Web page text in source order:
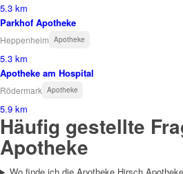
5.3 km
Parkhof Apotheke
Heppenheim Apotheke
5.3 km
Apotheke am Hospital
Rödermark Apotheke
5.9 km
Häufig gestellte
Apotheke